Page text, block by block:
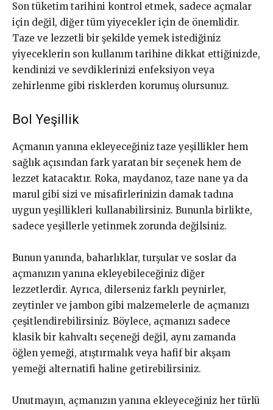
Son tüketim tarihini kontrol etmek, sadece açmalar
için değil, diğer tüm yiyecekler için de önemlidir.
Taze ve lezzetli bir şekilde yemek istediğiniz
yiyeceklerin son kullanım tarihine dikkat ettiğinizde,
kendinizi ve sevdiklerinizi enfeksiyon veya
zehirlenme gibi risklerden korumuş olursunuz.
Bol Yeşillik
Açmanın yanına ekleyeceğiniz taze yeşillikler hem
sağlık açısından fark yaratan bir seçenek hem de
lezzet katacaktır. Roka, maydanoz, taze nane ya da
marul gibi sizi ve misafirlerinizin damak tadına
uygun yeşillikleri kullanabilirsiniz. Bununla birlikte,
sadece yeşillerle yetinmek zorunda değilsiniz.
Bunun yanında, baharlıklar, turşular ve soslar da
açmanızın yanına ekleyebileceğiniz diğer
lezzetlerdir. Ayrıca, dilerseniz farklı peynirler,
zeytinler ve jambon gibi malzemelerle de açmanızı
çeşitlendirebilirsiniz. Böylece, açmanızı sadece
klasik bir kahvaltı seçeneği değil, aynı zamanda
öğlen yemeği, atıştırmalık veya hafif bir akşam
yemeği alternatifi haline getirebilirsiniz.
Unutmayın, açmanızın yanına ekleyeceğiniz her türlü